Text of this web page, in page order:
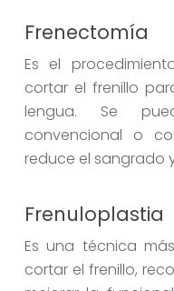
Frenectomía
Es el
cortar el frenillo
lengua. Se
convencional o
reduce el sangrado
Frenuloplastia
Es una técnica
cortar el frenillo,